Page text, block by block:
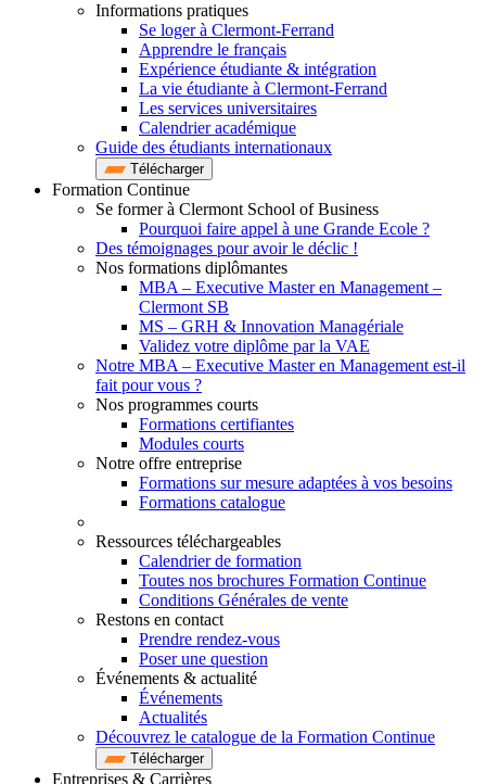
Informations pratiques
Se loger à Clermont-Ferrand
Apprendre le français
Expérience étudiante & intégration
La vie étudiante à Clermont-Ferrand
Les services universitaires
Calendrier académique
Guide des étudiants internationaux
Télécharger
Formation Continue
Se former à Clermont School of Business
Pourquoi faire appel à une Grande Ecole ?
Des témoignages pour avoir le déclic !
Nos formations diplômantes
MBA – Executive Master en Management –
Clermont SB
MS – GRH & Innovation Managériale
Validez votre diplôme par la VAE
Notre MBA – Executive Master en Management est-il
fait pour vous ?
Nos programmes courts
Formations certifiantes
Modules courts
Notre offre entreprise
Formations sur mesure adaptées à vos besoins
Formations catalogue
Ressources téléchargeables
Calendrier de formation
Toutes nos brochures Formation Continue
Conditions Générales de vente
Restons en contact
Prendre rendez-vous
Poser une question
Événements & actualité
Événements
Actualités
Découvrez le catalogue de la Formation Continue
Télécharger
Entreprises & Carrières